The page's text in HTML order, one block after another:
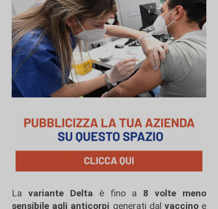
La variante Delta è fino a 8 volte meno
sensibile agli anticorpi generati dal vaccinoe